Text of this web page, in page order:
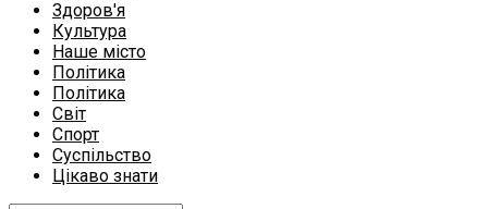
Здоров'я
Культура
Наше місто
Політика
Політика
Світ
Спорт
Суспільство
Цікаво знати